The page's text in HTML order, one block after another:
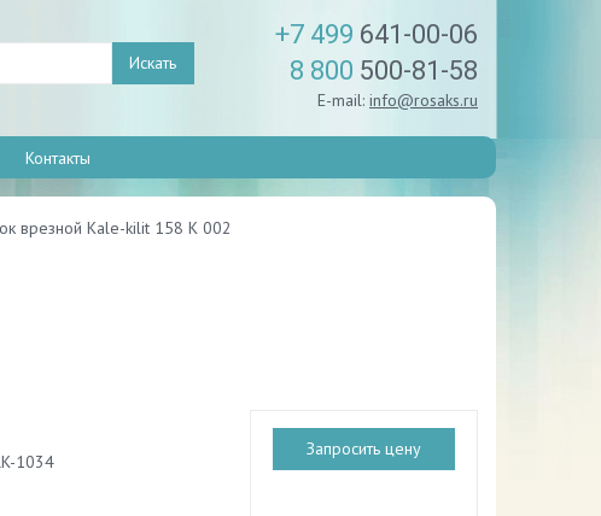
Искать
+7 499 641-00-06
8 800 500-81-58
E-mail: info@rosaks.ru
Контакты
врезной Kale-kilit 158 K 002
1034
Запросить цену